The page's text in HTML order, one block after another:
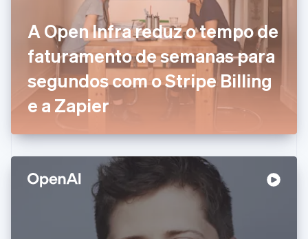
A Open Infra reduz o tempo de
faturamento de semanas para
segundos com o Stripe Billing
e a Zapier
English Italiano
Dinamarca
English
Emirados Árabes Unidos
English
Eslováquia
English
EnglishItaliano
English
Estados Unidos
Español